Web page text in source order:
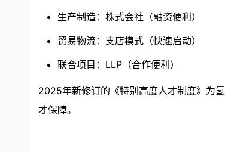
生产制造：株式会社（融资便利）
贸易物流：支店模式（快速启动）
联合项目：LLP（合作便利）
2025年新修订的《特别高度人才制度》为
才保障。